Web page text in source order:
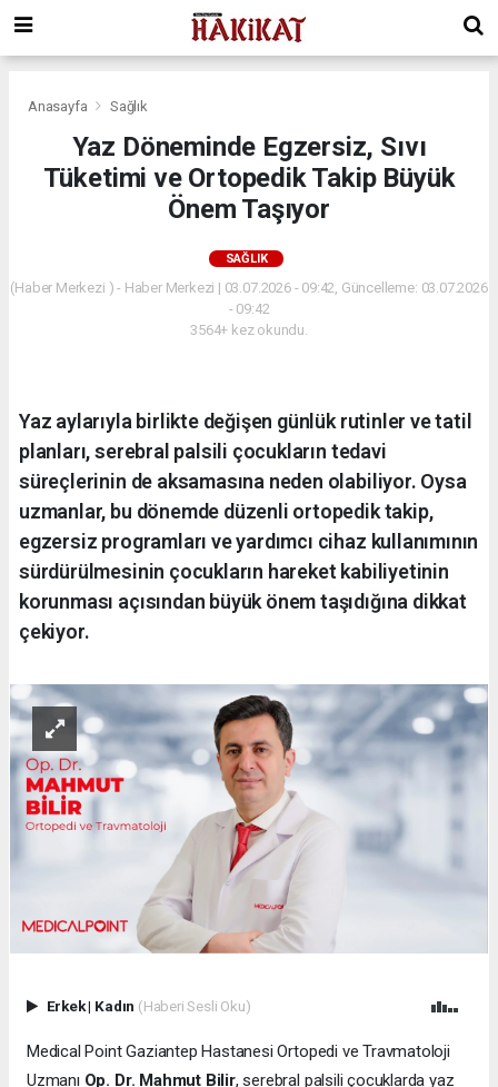
Anasayfa Sağlık
Yaz Döneminde Egzersiz, Sıvı
Tüketimi ve Ortopedik Takip Büyük
Önem Taşıyor
SAĞLIK
(Haber Merkezi ) - Haber Merkezi | 03.07.2026 - 09:42, Güncelleme: 03.07.2026
- 09:42
3564+ kez okundu.
Yaz aylarıyla birlikte değişen günlük rutinler ve tatil
planları, serebral palsili çocukların tedavi
süreçlerinin de aksamasına neden olabiliyor. Oysa
uzmanlar, bu dönemde düzenli ortopedik takip,
egzersiz programları ve yardımcı cihaz kullanımının
sürdürülmesinin çocukların hareket kabiliyetinin
korunması açısından büyük önem taşıdığına dikkat
çekiyor.
Erkek| Kadın (Haberi Sesli Oku)
Medical Point Gaziantep Hastanesi Ortopedi ve Travmatoloji
Uzmanı Op. Dr. Mahmut Bilir, serebral palsili çocuklarda yaz